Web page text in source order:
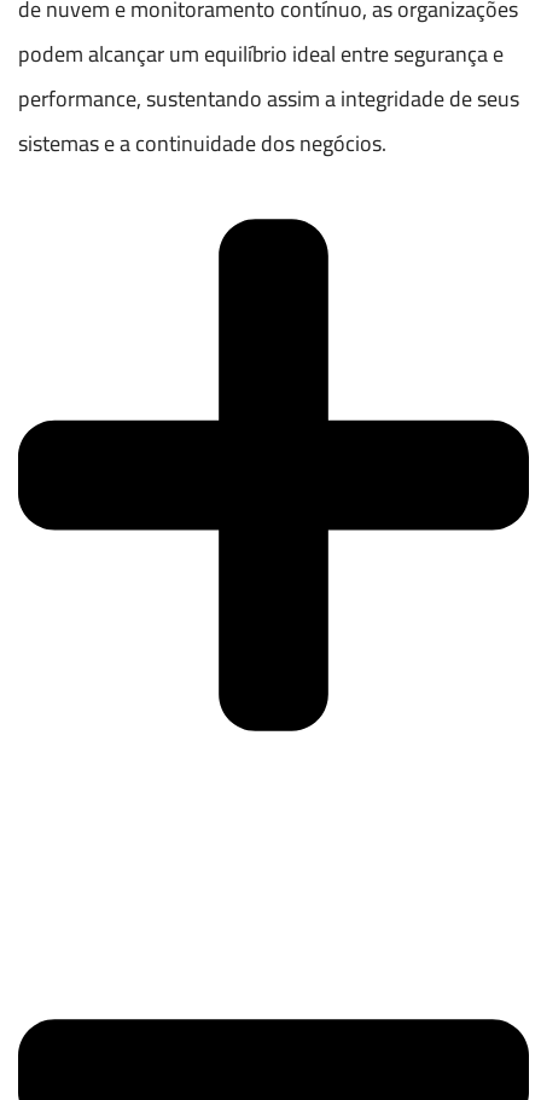
de nuvem e monitoramento contínuo, as organizações
podem alcançar um equilíbrio ideal entre segurança e
performance, sustentando assim a integridade de seus
sistemas e a continuidade dos negócios.